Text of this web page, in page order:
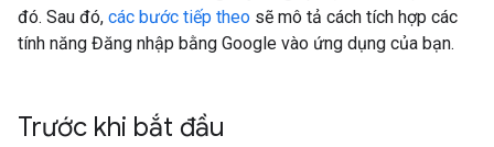
đó. Sau đó, các bước tiếp theo sẽ mô tả cách tích hợp các
tính năng Đăng nhập bằng Google vào ứng dụng của bạn.
Trước khi bắt đầu